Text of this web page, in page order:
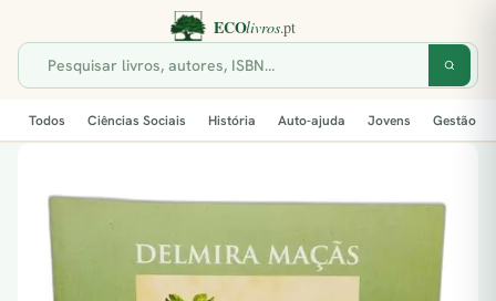
Todos Ciências Sociais História Auto-ajuda Jovens Gestão